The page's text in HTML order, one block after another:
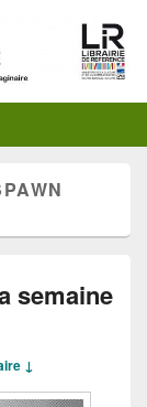
semaine
↓